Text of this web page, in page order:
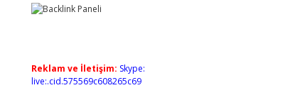
Reklam ve İletişim: Skype:
live:.cid.575569c608265c69